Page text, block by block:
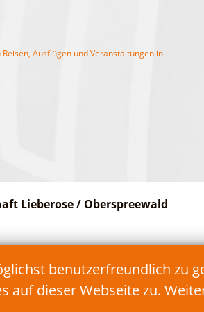
benutzerfreundlich zu
auf dieser Webseite zu.
Ausflügen und Veranstaltungen in
Lieberose / Oberspreewald
035478/17 90 99
info@teg-lds.de